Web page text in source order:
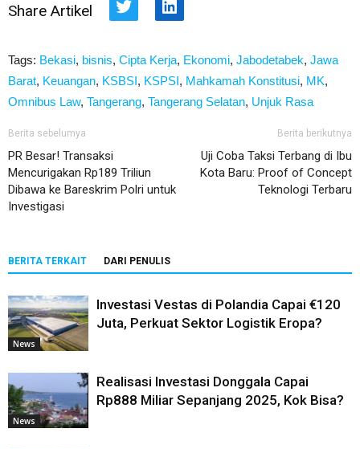
Share Artikel Twitter LinkedIn
Tags: Bekasi, bisnis, Cipta Kerja, Ekonomi, Jabodetabek, Jawa
Barat, Keuangan, KSBSI, KSPSI, Mahkamah Konstitusi, MK,
Omnibus Law, Tangerang, Tangerang Selatan, Unjuk Rasa
Berita sebelumya
PR Besar! Transaksi
Mencurigakan Rp189 Triliun
Dibawa ke Bareskrim Polri untuk
Investigasi
Berita berikutnya
Uji Coba Taksi Terbang di Ibu
Kota Baru: Proof of Concept
Teknologi Terbaru
BERITA TERKAIT DARI PENULIS
News
Investasi Vestas di Polandia Capai €120
Juta, Perkuat Sektor Logistik Eropa?
News
Realisasi Investasi Donggala Capai
Rp888 Miliar Sepanjang 2025, Kok Bisa?